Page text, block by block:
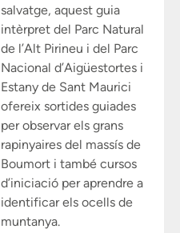
salvatge, aquest guia
intèrpret del Parc Natural
de l’Alt Pirineu i del Parc
Nacional d’Aigüestortes i
Estany de Sant Maurici
ofereix sortides guiades
per observar els grans
rapinyaires del massís de
Boumort i també cursos
d’iniciació per aprendre a
identificar els ocells de
muntanya.